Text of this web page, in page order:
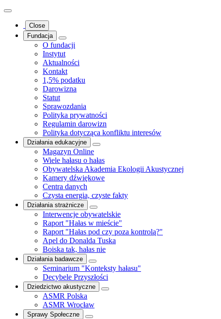
Close
Fundacja
O fundacji
Instytut
Aktualności
Kontakt
1,5% podatku
Darowizna
Statut
Sprawozdania
Polityka prywatności
Regulamin darowizn
Polityka dotycząca konfliktu interesów
Działania edukacyjne
Magazyn Online
Wiele hałasu o hałas
Obywatelska Akademia Ekologii Akustycznej
Kamery dźwiękowe
Centra danych
Czysta energia, czyste fakty
Działania strażnicze
Interwencje obywatelskie
Raport "Hałas w mieście"
Raport "Hałas pod czy poza kontrolą?"
Apel do Donalda Tuska
Boiska tak, hałas nie
Działania badawcze
Seminarium "Konteksty hałasu"
Decybele Przyszłości
Dziedzictwo akustyczne
ASMR Polska
ASMR Wrocław
Sprawy Społeczne